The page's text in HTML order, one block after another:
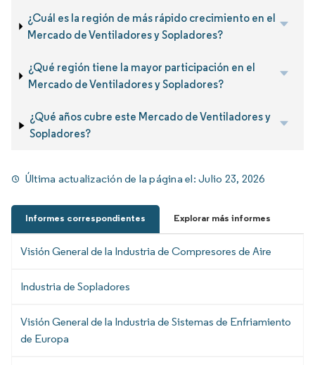
¿Cuál es la región de más rápido crecimiento en el
Mercado de Ventiladores y Sopladores?
¿Qué región tiene la mayor participación en el
Mercado de Ventiladores y Sopladores?
¿Qué años cubre este Mercado de Ventiladores y
Sopladores?
Última actualización de la página el:Julio 23, 2026
Informes correspondientes Explorar más informes
Visión General de la Industria de Compresores de Aire
Industria de Sopladores
Visión General de la Industria de Sistemas de Enfriamiento
de Europa